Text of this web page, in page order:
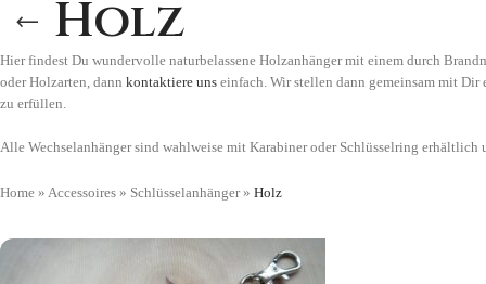
Holz
Hier findest Du wundervolle naturbelassene Holzanhänger mit einem durch
oder Holzarten, dann kontaktiere uns einfach. Wir stellen dann gemeinsam mit
zu erfüllen.
Alle Wechselanhänger sind wahlweise mit Karabiner oder Schlüsselring erhältlich
Home » Accessoires » Schlüsselanhänger» Holz